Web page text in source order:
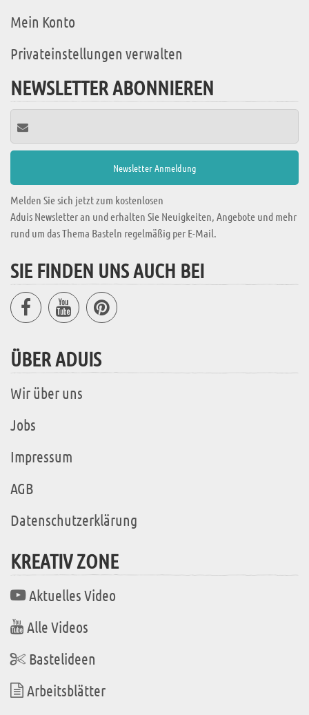
Mein Konto
Privateinstellungen verwalten
NEWSLETTER ABONNIEREN
Melden Sie sich jetzt zum kostenlosen
Aduis Newsletter an und erhalten Sie Neuigkeiten, Angebote und mehr
rund um das Thema Basteln regelmäßig per E-Mail.
SIE FINDEN UNS AUCH BEI
ÜBER ADUIS
Wir über uns
Jobs
Impressum
AGB
Datenschutzerklärung
KREATIV ZONE
Aktuelles Video
Alle Videos
Bastelideen
Arbeitsblätter